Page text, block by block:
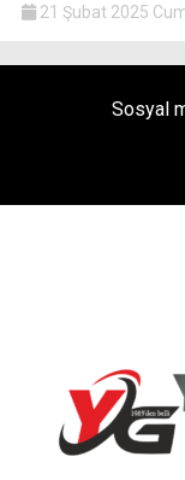
21 Şubat 2025
Sosyal